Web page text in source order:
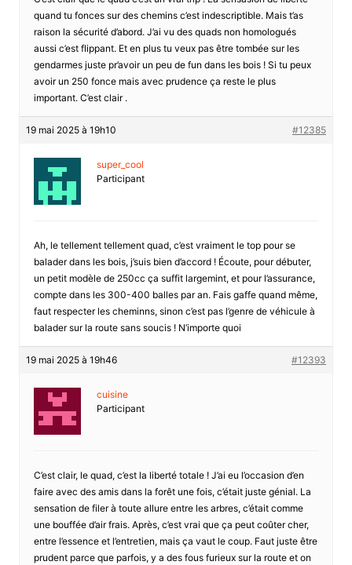
quand tu fonces sur des chemins c’est indescriptible. Mais t’as
raison la sécurité d’abord. J’ai vu des quads non homologués
aussi c’est flippant. Et en plus tu veux pas être tombée sur les
gendarmes juste pr’avoir un peu de fun dans les bois ! Si tu peux
avoir un 250 fonce mais avec prudence ça reste le plus
important. C’est clair .
19 mai 2025 à 19h10 #12385
super_cool
Participant
Ah, le tellement tellement quad, c’est vraiment le top pour se
balader dans les bois, j’suis bien d’accord ! Écoute, pour débuter,
un petit modèle de 250cc ça suffit largemint, et pour l’assurance,
compte dans les 300-400 balles par an. Fais gaffe quand même,
faut respecter les cheminns, sinon c’est pas l’genre de véhicule à
balader sur la route sans soucis ! N’importe quoi
19 mai 2025 à 19h46 #12393
cuisine
Participant
C’est clair, le quad, c’est la liberté totale ! J’ai eu l’occasion d’en
faire avec des amis dans la forêt une fois, c’était juste génial. La
sensation de filer à toute allure entre les arbres, c’était comme
une bouffée d’air frais. Après, c’est vrai que ça peut coûter cher,
entre l’essence et l’entretien, mais ça vaut le coup. Faut juste être
prudent parce que parfois, y a des fous furieux sur la route et on